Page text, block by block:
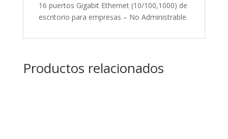
16 puertos Gigabit Ethernet (10/100,1000) de
escritorio para empresas – No Administrable
Productos relacionados